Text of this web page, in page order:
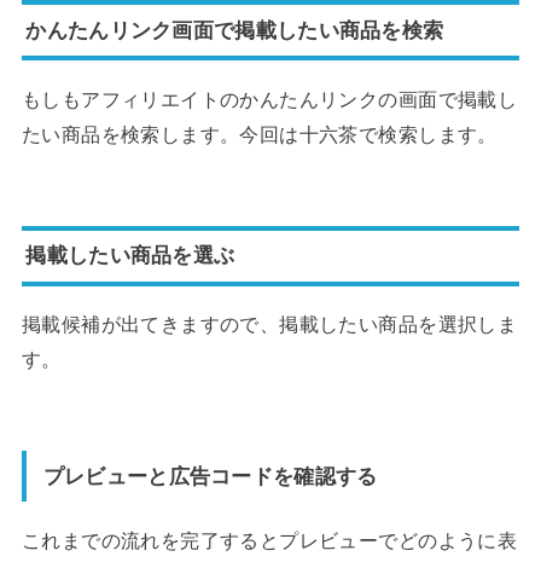
かんたんリンク画面で掲載したい商品を検索
もしもアフィリエイトのかんたんリンクの画面で掲載し
たい商品を検索します。今回は十六茶で検索します。
掲載したい商品を選ぶ
掲載候補が出てきますので、掲載したい商品を選択しま
す。
プレビューと広告コードを確認する
これまでの流れを完了するとプレビューでどのように表